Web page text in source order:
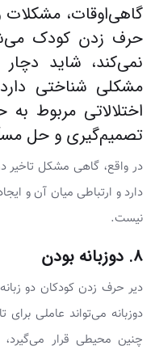
گاهی‌اوقات، مشکلات
حرف زدن کودک
نمی‌کند، شاید
مشکلی شناختی
اختلالاتی مربوط به
تصمیم‌گیری و حل
در واقع، گاهی مشکل تاخیر
دارد و ارتباطی میان آن و
نیست.
۸. دوزبانه بودن
دیر حرف زدن کودکان دو
دوزبانه می‌تواند عاملی
چنین محیطی قرار